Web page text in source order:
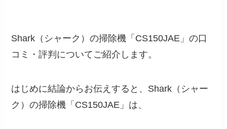
Shark（シャーク）の掃除機「CS150JAE」の口
コミ・評判についてご紹介します。
はじめに結論からお伝えすると、Shark（シャー
ク）の掃除機「CS150JAE」は、